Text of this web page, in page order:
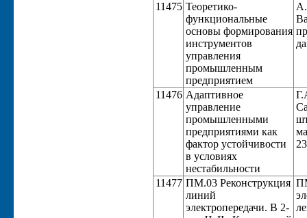
11475 Теоретико-
функциональные
основы формирования
инструментов
управления
промышленным
предприятием
11476 Адаптивное
управление
промышленными
предприятиями как
фактор устойчивости
в условиях
нестабильности
11477 ПМ.03 Реконструкция
линий
электропередачи. В 2-